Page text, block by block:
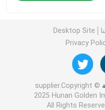
Desktop Site
Privacy
supplier.Copyright ©
2025 Hunan Golden
All Rights